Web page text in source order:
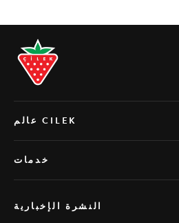
عالم CILEK
خدمات
النشرة الإخبارية